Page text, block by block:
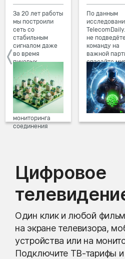
За 20 лет работы
мы построили
сеть со
стабильным
сигналом даже
во время
пиковых
нагрузок в
вечернее время.
Мы постоянно
обновляем наше
оборудование в
домах, а система
мониторинга
соединения
По данным
не подведёте
команду на
важной
спасайте
побеждайте
друзьями в
онлайн-
Цифровое
Один клик и любой
на экране телевизора,
устройства или на
Подключите ТВ-тарифы